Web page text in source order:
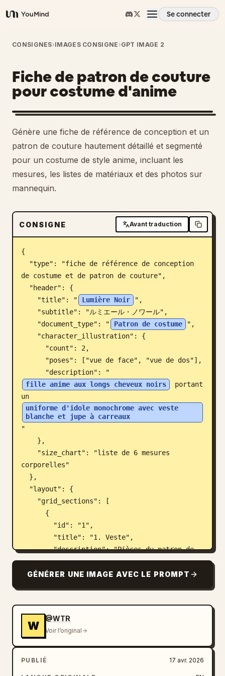
YouMind
Se connecter
Aperçu
Cas d'usage
Compétences
Invites
Tarifs
Blog
Mises à jour
CONSIGNES›IMAGES CONSIGNE ›GPT IMAGE 2
Fiche de patron de couture
pour costume d'anime
Génère une fiche de référence de conception et un
patron de couture hautement détaillé et segmenté
pour un costume de style anime, incluant les
mesures, les listes de matériaux et des photos sur
mannequin.
CONSIGNE Avant traduction
{
de costume et de patron de couture",
    "title": "
Lumière Noir
",
    "document_type": "
Patron de costume
",
      "description": "
fille anime aux longs cheveux noirs
portant
un
uniforme d'idole monochrome avec veste
blanche et jupe à carreaux
"
corporelles"
        "description": "Pièces du patron de
la veste avec lignes de mesure",
        "piece_count": 8,
poche"]
      {
        "id": "2",
GÉNÉRER UNE IMAGE AVEC LE PROMPT
W
@WTR
Voir l’original
PUBLIÉ 17 avr. 2026